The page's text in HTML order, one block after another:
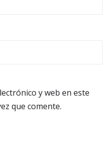
y web en este
que comente.